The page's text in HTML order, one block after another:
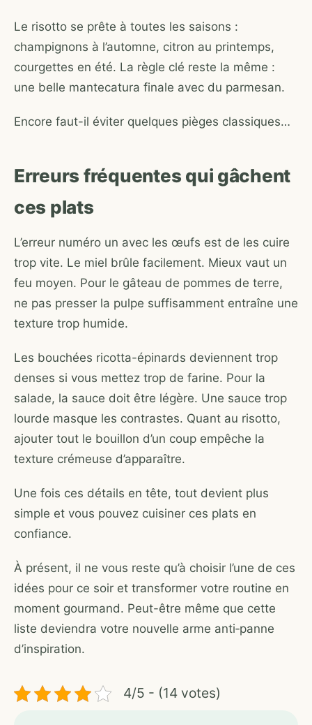
Le risotto se prête à toutes les saisons :
champignons à l’automne, citron au printemps,
courgettes en été. La règle clé reste la même :
une belle mantecatura finale avec du parmesan.
Encore faut-il éviter quelques pièges classiques…
Erreurs fréquentes qui gâchent
ces plats
L’erreur numéro un avec les œufs est de les cuire
trop vite. Le miel brûle facilement. Mieux vaut un
feu moyen. Pour le gâteau de pommes de terre,
ne pas presser la pulpe suffisamment entraîne une
texture trop humide.
Les bouchées ricotta-épinards deviennent trop
denses si vous mettez trop de farine. Pour la
salade, la sauce doit être légère. Une sauce trop
lourde masque les contrastes. Quant au risotto,
ajouter tout le bouillon d’un coup empêche la
texture crémeuse d’apparaître.
Une fois ces détails en tête, tout devient plus
simple et vous pouvez cuisiner ces plats en
confiance.
À présent, il ne vous reste qu’à choisir l’une de ces
idées pour ce soir et transformer votre routine en
moment gourmand. Peut-être même que cette
liste deviendra votre nouvelle arme anti‑panne
d’inspiration.
4/5 - (14 votes)